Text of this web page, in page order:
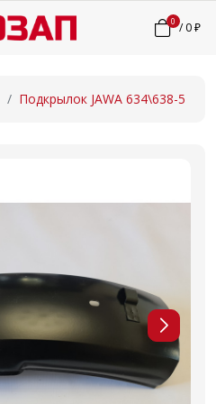
0 /0 ₽
Подкрылок JAWA 634\638-5